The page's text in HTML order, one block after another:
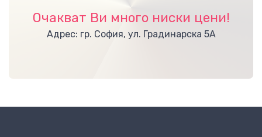
Очакват Ви много ниски цени!
Адрес: гр. София, ул. Градинарска 5А